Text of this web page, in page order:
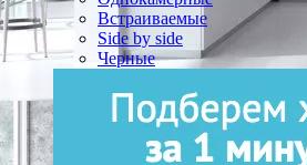
Встраиваемые
Side by side
Черные